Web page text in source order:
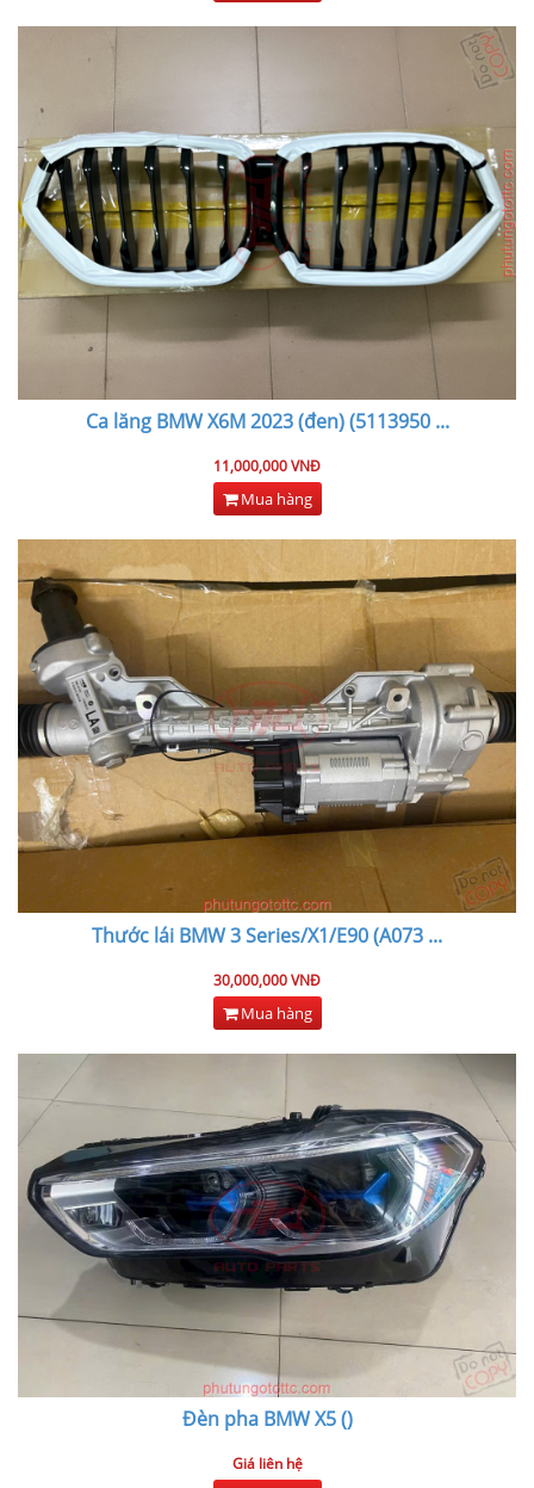
Ca lăng BMW X6M 2023 (đen) (5113950...
11,000,000 VNĐ
Mua hàng
Thước lái BMW 3 Series/X1/E90 (A073 ...
30,000,000 VNĐ
Mua hàng
Đèn pha BMW X5 ()
Giá liên hệ